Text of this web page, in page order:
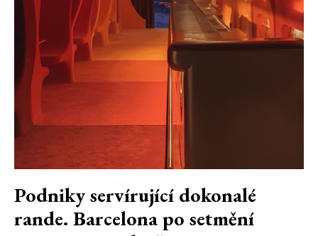
Podniky servírující dokonalé
rande. Barcelona po setmění